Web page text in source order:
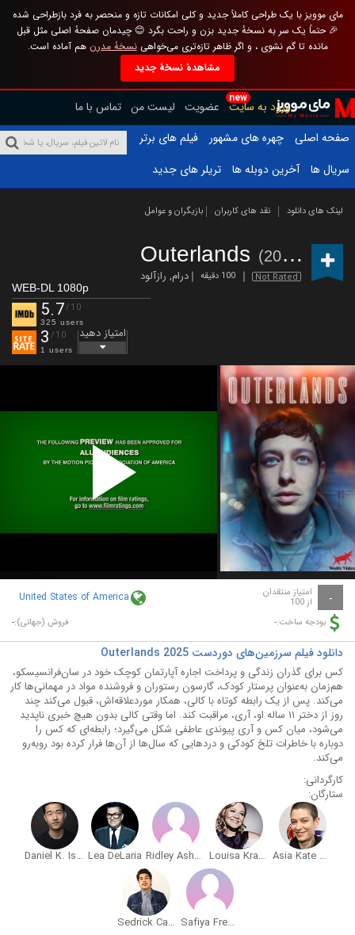
مای موویز با یک طراحی کاملاً جدید و کلی امکانات تازه و منحصر به فرد بازطراحی شده
🎉 حتماً یک سر به نسخهٔ جدید بزن و راحت بگرد 😊 چیدمان صفحهٔ اصلی مثل قبل
مانده تا گم نشوی ، و اگر ظاهر تازه‌تری می‌خواهینسخهٔ مدرن هم آماده است.
مشاهدهٔ نسخهٔ جدید
new
ورود به سایت عضویت لیست من تماس با ما
صفحه اصلی
چهره های مشهور
فیلم های برتر
سریال ها
آخرین دوبله ها تریلر های جدید
لینک های دانلود نقد های کاربران بازیگران و عوامل
Outerlands (2025)
Not Rated 100 دقیقه درام, رازآلود
WEB-DL 1080p
5.7/10
325 users
3 /10
1 users
امتیاز دهید
Play
Video
- امتیاز منتقدان
از 100 United States of America
بودجه ساخت:- فروش (جهانی):-
دانلود فیلم سرزمین‌های دوردست Outerlands 2025
کس برای گذران زندگی و پرداخت اجاره آپارتمان کوچک خود در سان‌فرانسیسکو،
هم‌زمان به‌عنوان پرستار کودک، گارسون رستوران و فروشنده مواد در مهمانی‌ها کار
می‌کند. پس از یک رابطه کوتاه با کالی، همکار موردعلاقه‌اش، قبول می‌کند چند
روز از دختر ۱۱ ساله او، آری، مراقبت کند. اما وقتی کالی بدون هیچ خبری ناپدید
می‌شود، میان کس و آری پیوندی عاطفی شکل می‌گیرد؛ رابطه‌ای که کس را
دوباره با خاطرات تلخ کودکی و دردهایی که سال‌ها از آن‌ها فرار کرده بود روبه‌رو
می‌کند.
کارگردانی:
ستارگان:
Asia Kate Dillon
Louisa Krause
Ridley Asha Bateman
Lea DeLaria
Daniel K. Isaac
Safiya Fredericks
Sedrick Cabrera